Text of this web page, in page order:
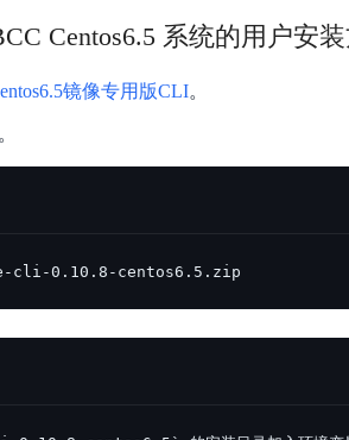
Centos6.5 系统的用户安
镜像专用版CLI。
cli-0.10.8-centos6.5.zip